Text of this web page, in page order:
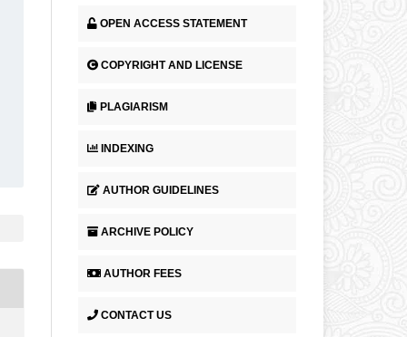
OPEN ACCESS STATEMENT
COPYRIGHT AND LICENSE
PLAGIARISM
INDEXING
AUTHOR GUIDELINES
ARCHIVE POLICY
AUTHOR FEES
CONTACT US